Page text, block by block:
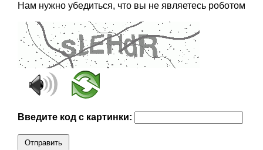
Нам нужно убедиться, что вы не являетесь роботом
Введите код с картинки:
Отправить